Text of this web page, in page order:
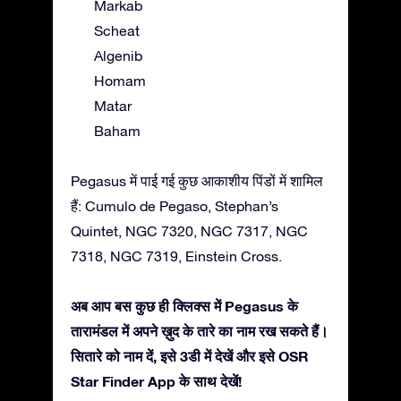
Markab
Scheat
Algenib
Homam
Matar
Baham
Pegasus में पाई गई कुछ आकाशीय पिंडों में शामिल
हैं: Cumulo de Pegaso, Stephan’s
Quintet, NGC 7320, NGC 7317, NGC
7318, NGC 7319, Einstein Cross.
अब आप बस कुछ ही क्लिक्स में Pegasus के
तारामंडल में अपने ख़ुद के तारे का नाम रख सकते हैं।
सितारे को नाम दें, इसे 3डी में देखें और इसे OSR
Star Finder App के साथ देखें!